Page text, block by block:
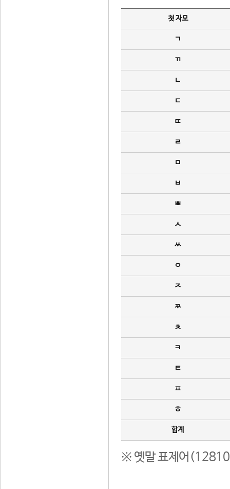
첫 자모
ㄱ
ㄲ
ㄴ
ㄷ
ㄸ
ㄹ
ㅁ
ㅂ
ㅃ
ㅅ
ㅆ
ㅇ
ㅈ
ㅉ
ㅊ
ㅋ
ㅌ
ㅍ
ㅎ
합계
※ 옛말 표제어(12810